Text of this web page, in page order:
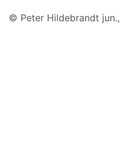
© Peter Hildebrandt jun.,